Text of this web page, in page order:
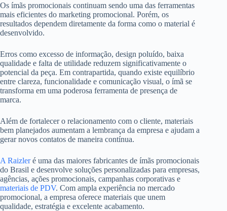
Os ímãs promocionais continuam sendo uma das ferramentas
mais eficientes do marketing promocional. Porém, os
resultados dependem diretamente da forma como o material é
desenvolvido.
Erros como excesso de informação, design poluído, baixa
qualidade e falta de utilidade reduzem significativamente o
potencial da peça. Em contrapartida, quando existe equilíbrio
entre clareza, funcionalidade e comunicação visual, o ímã se
transforma em uma poderosa ferramenta de presença de
marca.
Além de fortalecer o relacionamento com o cliente, materiais
bem planejados aumentam a lembrança da empresa e ajudam a
gerar novos contatos de maneira contínua.
A Raizleré uma das maiores fabricantes de ímãs promocionais
do Brasil e desenvolve soluções personalizadas para empresas,
agências, ações promocionais, campanhas corporativas e
materiais de PDV. Com ampla experiência no mercado
promocional, a empresa oferece materiais que unem
qualidade, estratégia e excelente acabamento.